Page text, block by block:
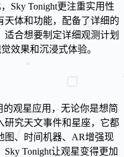
Sky Tonight更注重实用性
天体和功能，配备了详细的
合想要制定详细观测计划
效果和沉浸式体验。
的观星应用，无论你是想简
研究天文事件和星座，它都
图、时间机器、AR增强现
Tonight让观星变得更加